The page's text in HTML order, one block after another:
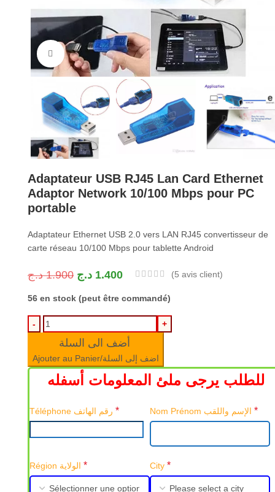
Cliquez pour agrandir
Adaptateur USB RJ45 Lan Card Ethernet
Adaptor Network 10/100 Mbps pour PC
portable
Adaptateur Ethernet USB 2.0 vers LAN RJ45 convertisseur de
carte réseau 10/100 Mbps pour tablette Android
1.900 د.ج 1.400 د.ج (5 avis client)
56 en stock (peut être commandé)
أضف الى السلة
Ajouter au Panier/اضف إلى السلة
للطلب يرجى ملئ المعلومات أسفله
* *
* City *